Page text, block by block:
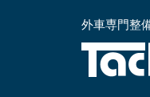
外車専門整